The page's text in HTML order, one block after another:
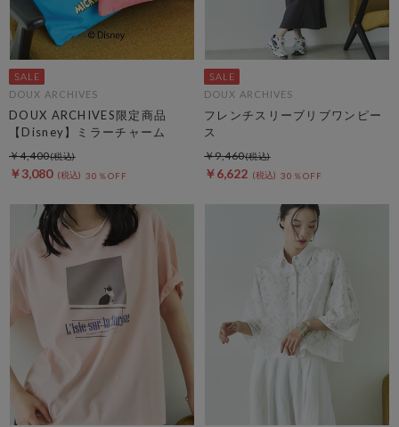
DOUX ARCHIVES
DOUX ARCHIVES限定商品
【Disney】ミラーチャーム
￥3,080 30％OFF
￥4,400
DOUX ARCHIVES
フレンチスリーブリブワンピー
ス
￥6,622 30％OFF
￥9,460